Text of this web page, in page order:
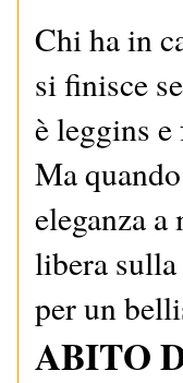
Chi ha in
si finisce
è leggins e
Ma
eleganza
libera
per un
ABITO